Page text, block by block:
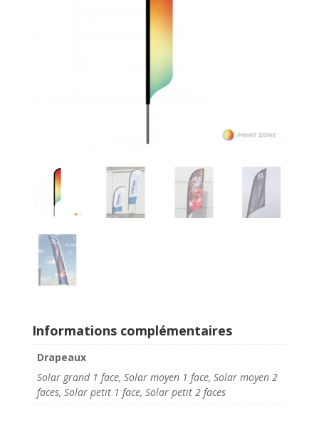
Informations complémentaires
Drapeaux
Solar grand 1 face, Solar moyen 1 face, Solar moyen 2
faces, Solar petit 1 face, Solar petit 2 faces